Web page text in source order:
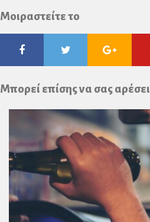
Μοιραστείτε το
FacebookTwitter Google
Plus
Μπορεί επίσης να σας αρέσει